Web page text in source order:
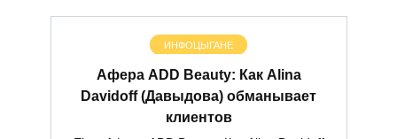
ИНФОЦЫГАНЕ
Афера ADD Beauty: Как Alina
Davidoff (Давыдова) обманывает
клиентов